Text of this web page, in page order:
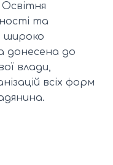
Освітня
та
широко
донесена до
влади,
всіх форм